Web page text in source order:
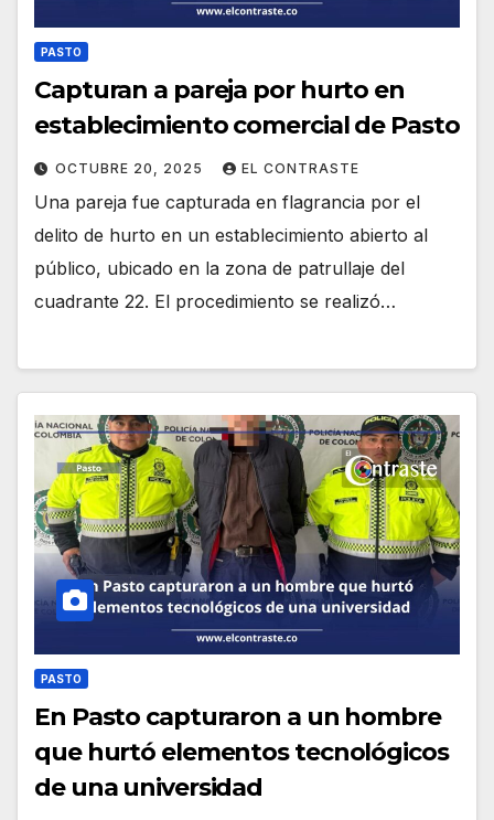
PASTO
Capturan a pareja por hurto en
establecimiento comercial de Pasto
OCTUBRE 20, 2025 EL CONTRASTE
Una pareja fue capturada en flagrancia por el
delito de hurto en un establecimiento abierto al
público, ubicado en la zona de patrullaje del
cuadrante 22. El procedimiento se realizó…
PASTO
En Pasto capturaron a un hombre
que hurtó elementos tecnológicos
de una universidad